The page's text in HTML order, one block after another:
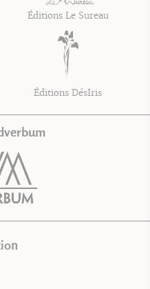
Éditions Le Sureau
Éditions DésIris